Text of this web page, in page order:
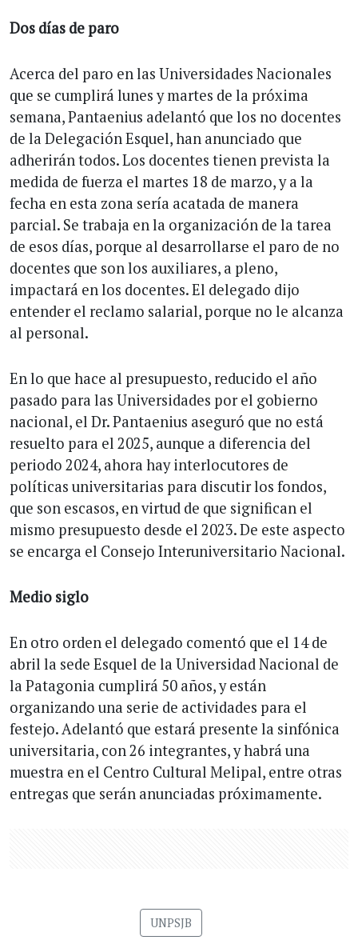
Dos días de paro
Acerca del paro en las Universidades Nacionales
que se cumplirá lunes y martes de la próxima
semana, Pantaenius adelantó que los no docentes
de la Delegación Esquel, han anunciado que
adherirán todos. Los docentes tienen prevista la
medida de fuerza el martes 18 de marzo, y a la
fecha en esta zona sería acatada de manera
parcial. Se trabaja en la organización de la tarea
de esos días, porque al desarrollarse el paro de no
docentes que son los auxiliares, a pleno,
impactará en los docentes. El delegado dijo
entender el reclamo salarial, porque no le alcanza
al personal.
En lo que hace al presupuesto, reducido el año
pasado para las Universidades por el gobierno
nacional, el Dr. Pantaenius aseguró que no está
resuelto para el 2025, aunque a diferencia del
periodo 2024, ahora hay interlocutores de
políticas universitarias para discutir los fondos,
que son escasos, en virtud de que significan el
mismo presupuesto desde el 2023. De este aspecto
se encarga el Consejo Interuniversitario Nacional.
Medio siglo
En otro orden el delegado comentó que el 14 de
abril la sede Esquel de la Universidad Nacional de
la Patagonia cumplirá 50 años, y están
organizando una serie de actividades para el
festejo. Adelantó que estará presente la sinfónica
universitaria, con 26 integrantes, y habrá una
muestra en el Centro Cultural Melipal, entre otras
entregas que serán anunciadas próximamente.
UNPSJB